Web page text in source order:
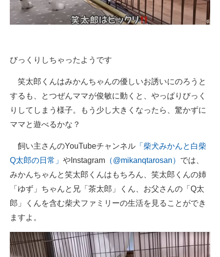
びっくりしちゃったようです
笑太郎くんはみかんちゃんの優しいお誘いにのろうと
するも、とつぜんママが俊敏に動くと、やっぱりびっく
りしてしまう様子。もう少し大きくなったら、驚かずに
ママと遊べるかな？
飼い主さんのYouTubeチャンネル 「柴犬みかんと白柴
Q太郎の日常」 やInstagram （@mikanqtarosan） では、
みかんちゃんと笑太郎くんはもちろん、笑太郎くんの姉
「ゆず」ちゃんと兄「茶太郎」くん、お父さんの「Q太
郎」くんを含む柴犬ファミリーの生活を見ることができ
ますよ。